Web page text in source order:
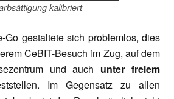
kalibriert
Go gestaltete sich problemlos, dies
CeBIT-Besuch im Zug, auf dem
und auch unter freiem
Im Gegensatz zu allen